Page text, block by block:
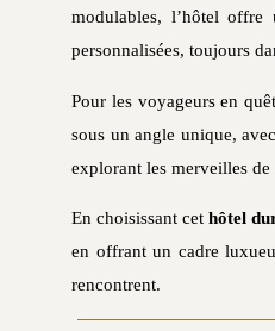
modulables, l’hôtel
personnalisées, toujours
Pour les voyageurs en
sous un angle unique,
explorant les merveilles de
En choisissant cethôtel
en offrant un cadre
rencontrent.